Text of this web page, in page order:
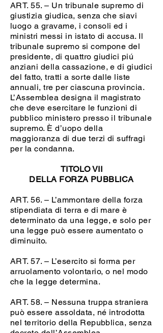
ART. 55. – Un tribunale supremo di
giustizia giudica, senza che siavi
luogo a gravame, i consoli ed i
ministri messi in istato di accusa. Il
tribunale supremo si compone del
presidente, di quattro giudici piú
anziani della cassazione, e di giudici
del fatto, tratti a sorte dalle liste
annuali, tre per ciascuna provincia.
L’Assemblea designa il magistrato
che deve esercitare le funzioni di
pubblico ministero presso il tribunale
supremo. È d’uopo della
maggioranza di due terzi di suffragi
per la condanna.
TITOLO VII
DELLA FORZA PUBBLICA
ART. 56. – L’ammontare della forza
stipendiata di terra e di mare è
determinato da una legge, e solo per
una legge può essere aumentato o
diminuito.
ART. 57. – L’esercito si forma per
arruolamento volontario, o nel modo
che la legge determina.
ART. 58. – Nessuna truppa straniera
può essere assoldata, né introdotta
nel territorio della Repubblica, senza